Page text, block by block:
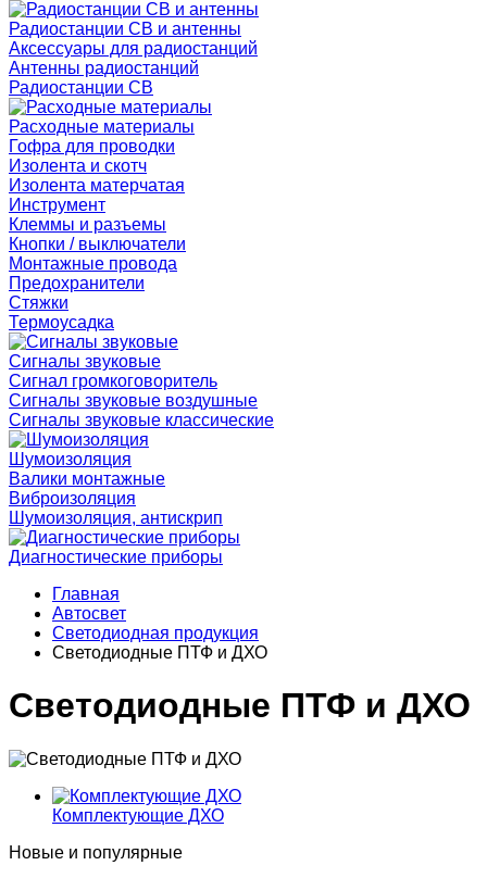
Радиостанции CB и антенны
Аксессуары для радиостанций
Антенны радиостанций
Радиостанции CB
Расходные материалы
Гофра для проводки
Изолента и скотч
Изолента матерчатая
Инструмент
Клеммы и разъемы
Кнопки / выключатели
Монтажные провода
Предохранители
Стяжки
Термоусадка
Сигналы звуковые
Сигнал громкоговоритель
Сигналы звуковые воздушные
Сигналы звуковые классические
Шумоизоляция
Валики монтажные
Виброизоляция
Шумоизоляция, антискрип
Диагностические приборы
Главная
Автосвет
Светодиодная продукция
Светодиодные ПТФ и ДХО
Светодиодные ПТФ и ДХО
Комплектующие ДХО
Новые и популярные